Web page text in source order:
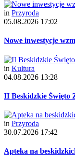
in Przyroda
05.08.2026 17:02
Nowe inwestycje
in Kultura
04.08.2026 13:28
II Beskidzkie Święto
in Przyroda
30.07.2026 17:42
Apteka na